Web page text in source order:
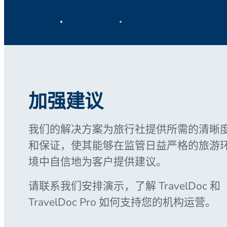
加强建议
我们的解决方案为旅行社提供所需的清晰
和保证，使其能够在监管日益严格的旅游
境中自信地为客户提供建议。
请联系我们安排演示，了解 TravelDoc 和
TravelDoc Pro 如何支持您的机构运营。